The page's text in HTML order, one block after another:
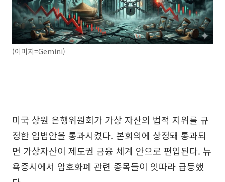
(이미지=Gemini)
미국 상원 은행위원회가 가상 자산의 법적 지위를 규
정한 입법안을 통과시켰다. 본회의에 상정돼 통과되
면 가상자산이 제도권 금융 체계 안으로 편입된다. 뉴
욕증시에서 암호화폐 관련 종목들이 잇따라 급등했